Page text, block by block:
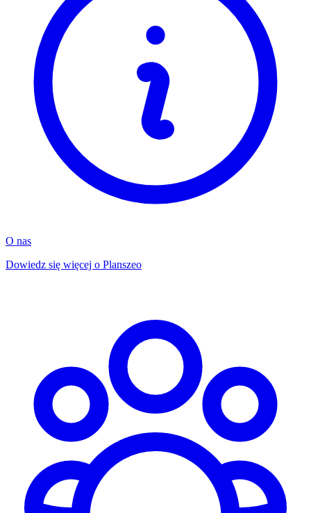
O nas
Dowiedz się więcej o Planszeo